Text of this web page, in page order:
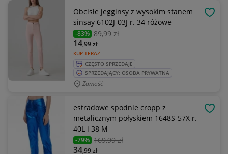
Obcisłe jegginsy z wysokim stanem
sinsay 6102J-03J r. 34 różowe
-83% 89,99 zł
KUP TERAZ
14,99zł
CZĘSTO SPRZEDAJE
SPRZEDAJĄCY: OSOBA PRYWATNA
Zamość
estradowe spodnie cropp z
metalicznym połyskiem 1648S-57X r.
40L i 38 M
-79% 169,99 zł
34,99zł